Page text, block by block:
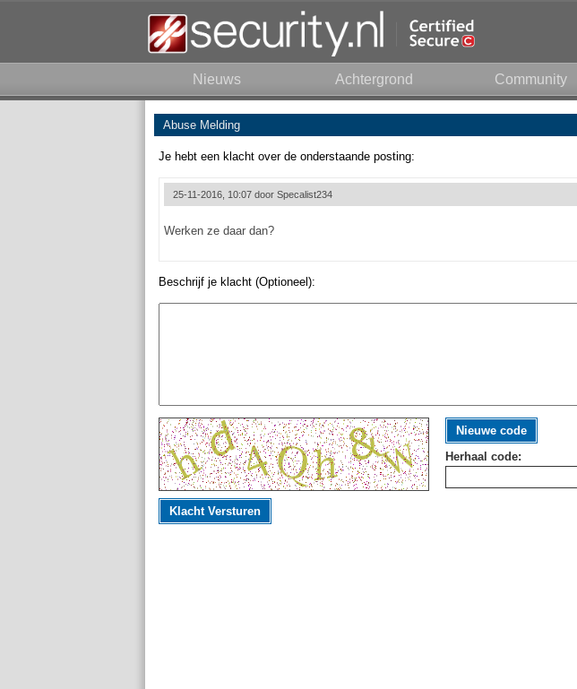
Nieuws Achtergrond Community
Abuse Melding
Je hebt een klacht over de onderstaande posting:
25-11-2016, 10:07 door Specalist234
Werken ze daar dan?
Beschrijf je klacht (Optioneel):
Nieuwe code
Herhaal code:
Klacht Versturen